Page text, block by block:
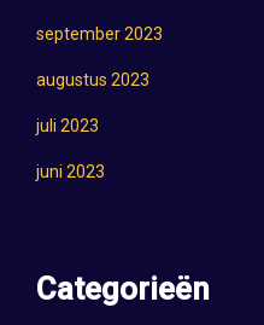
september 2023
augustus 2023
juli 2023
juni 2023
Categorieën